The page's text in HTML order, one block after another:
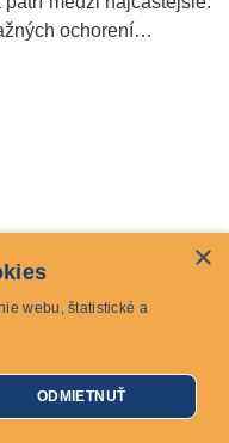
ochorení…
×
webu, štatistické a
ODMIETNUŤ